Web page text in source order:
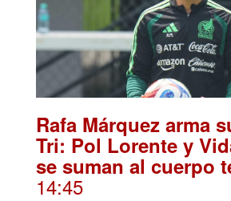
Rafa Márquez arma
Tri: Pol Lorente y
se suman al cuerpo
14:45